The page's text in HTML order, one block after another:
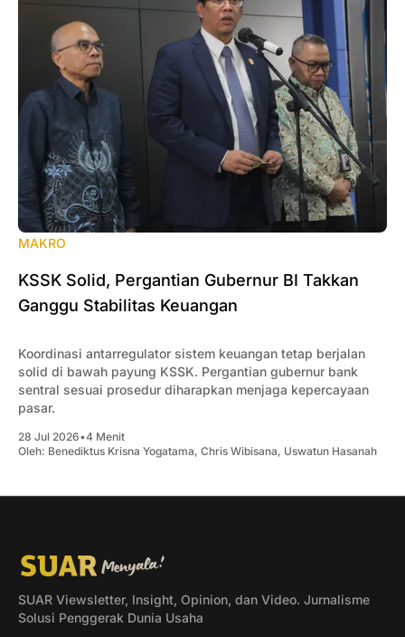
MAKRO
KSSK Solid, Pergantian Gubernur BI Takkan
Ganggu Stabilitas Keuangan
Koordinasi antarregulator sistem keuangan tetap berjalan
solid di bawah payung KSSK. Pergantian gubernur bank
sentral sesuai prosedur diharapkan menjaga kepercayaan
pasar.
28 Jul 2026•4 Menit
Oleh: Benediktus Krisna Yogatama, Chris Wibisana, Uswatun Hasanah
SUAR Viewsletter, Insight, Opinion, dan Video. Jurnalisme
Solusi Penggerak Dunia Usaha